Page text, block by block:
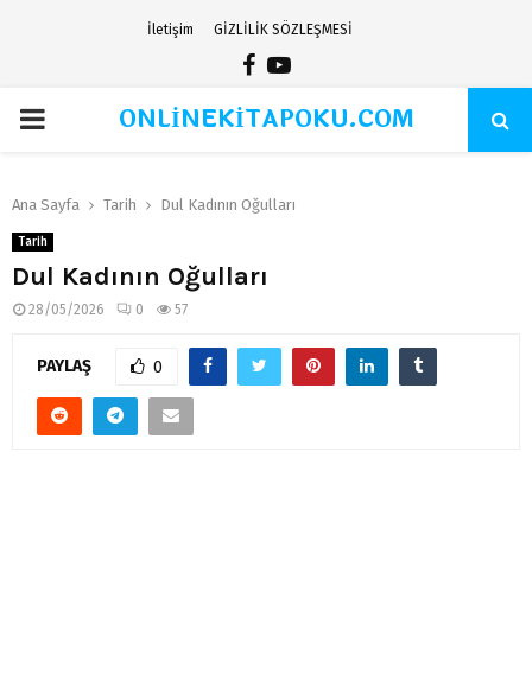
İletişim GİZLİLİK SÖZLEŞMESİ
Facebook
Youtube
PRIMARYONLİNEKİTAPOKU.COM
Ana Sayfa Tarih Dul Kadının Oğulları
Tarih
Dul Kadının Oğulları
28/05/2026 0 57
PAYLAŞ 0